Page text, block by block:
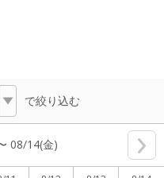
で絞り込む
08/14(金)